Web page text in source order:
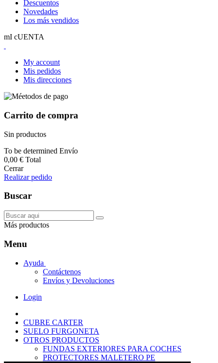
Descuentos
Novedades
Los más vendidos
mI cUENTA
My account
Mis pedidos
Mis direcciones
Carrito de compra
Sin productos
To be determined Envío
0,00 € Total
Cerrar
Realizar pedido
Buscar
Más productos
Menu
Ayuda
Contáctenos
Envíos y Devoluciones
Login
CUBRE CARTER
SUELO FURGONETA
OTROS PRODUCTOS
FUNDAS EXTERIORES PARA COCHES
PROTECTORES MALETERO PE